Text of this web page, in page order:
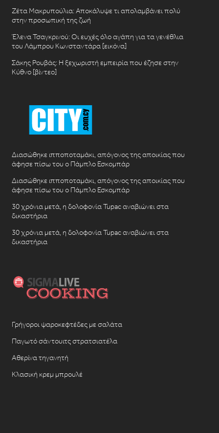
Ζέτα Μακρυπούλια: Αποκάλυψε τι απολαμβάνει πολύ
στην προσωπική της ζωή
Έλενα Τσαγκρινού: Οι ευχές όλο αγάπη για τα γενέθλια
του Λάμπρου Κωνσταντάρα [εικόνα]
Σάκης Ρουβάς: Η ξεχωριστή εμπειρία που έζησε στην
Κύθνο [βίντεο]
Διασώθηκε ιπποποταμάκι, απόγονος της αποικίας που
άφησε πίσω του ο Πάμπλο Εσκομπάρ
Διασώθηκε ιπποποταμάκι, απόγονος της αποικίας που
άφησε πίσω του ο Πάμπλο Εσκομπάρ
30 χρόνια μετά, η δολοφονία Tupac αναβιώνει στα
δικαστήρια
30 χρόνια μετά, η δολοφονία Tupac αναβιώνει στα
δικαστήρια
Γρήγοροι ψαροκεφτέδες με σαλάτα
Παγωτό σάντουιτς στρατσιατέλα
Αθερίνα τηγανητή
Κλασική κρεμ μπρουλέ